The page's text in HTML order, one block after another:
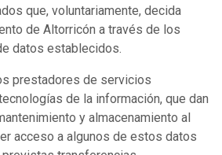
que, voluntariamente, decida
de Altorricón a través de los
datos establecidos.
prestadores de servicios
de la información, que dan
y almacenamiento al
acceso a algunos de estos datos